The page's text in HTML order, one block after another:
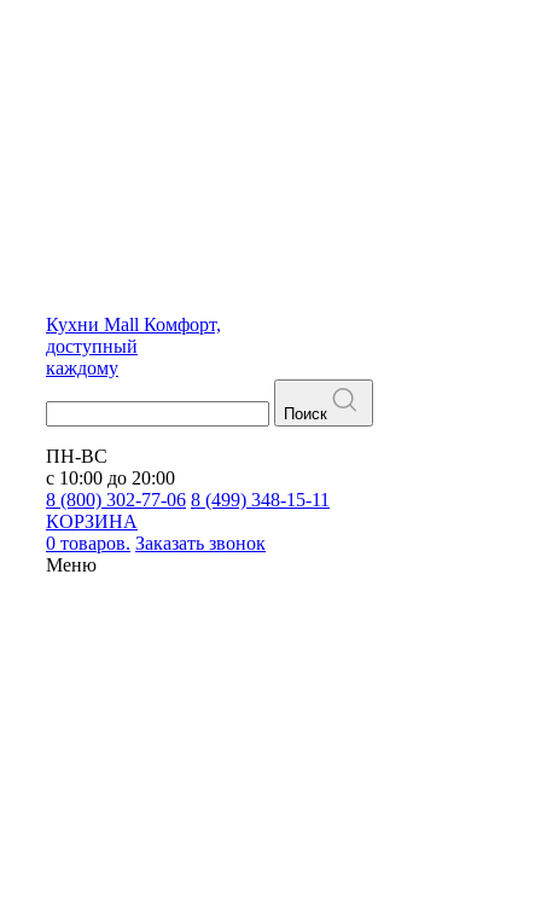
Кухни Mall Комфорт,
доступный
каждому
Поиск
ПН-ВС
с 10:00 до 20:00
8 (800) 302-77-06 8 (499) 348-15-11
КОРЗИНА
0 товаров. Заказать звонок
Меню